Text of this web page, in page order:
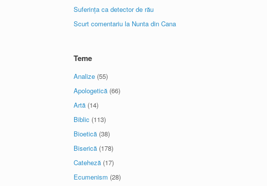
Suferința ca detector de rău
Scurt comentariu la Nunta din Cana
Teme
Analize (55)
Apologetică (66)
Artă (14)
Biblic (113)
Bioetică (38)
Biserică (178)
Cateheză (17)
Ecumenism (28)